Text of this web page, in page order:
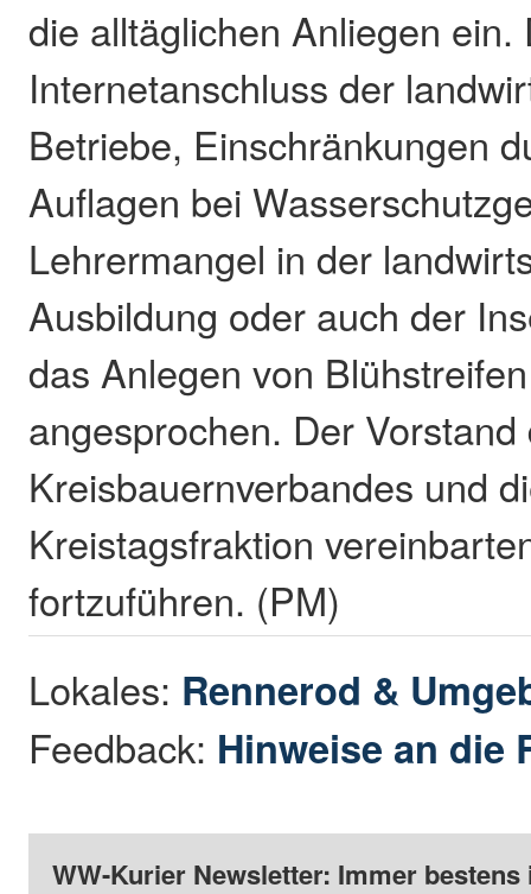
die alltäglichen Anliegen ein.
Internetanschluss der
Betriebe, Einschränkungen
Auflagen bei
Lehrermangel in der
Ausbildung oder auch der
das Anlegen von
angesprochen. Der Vorstand
Kreisbauernverbandes und
Kreistagsfraktion
fortzuführen. (PM)
Lokales: Rennerod &
Feedback: Hinweise an die
WW-Kurier Newsletter: Immer